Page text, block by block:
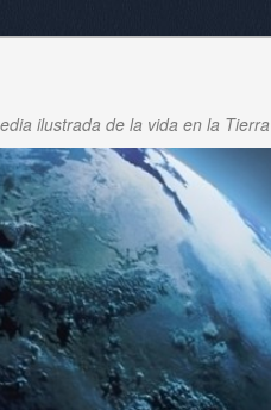
ilustrada de la vida en la Tierra